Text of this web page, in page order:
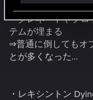
破壊できるのはど
・グレネードやプ
テムが埋まる
⇒普通に倒してもオ
とが多くなった…
・レキシントン